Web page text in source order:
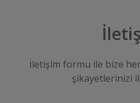
İletişim formu ile bize
şikayetlerinizi